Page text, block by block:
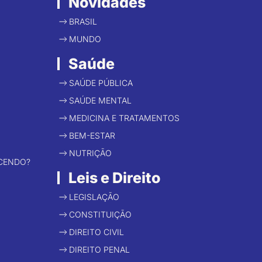
BRASIL
MUNDO
Saúde
SAÚDE PÚBLICA
SAÚDE MENTAL
MEDICINA E TRATAMENTOS
BEM-ESTAR
NUTRIÇÃO
Leis e Direito
LEGISLAÇÃO
CONSTITUIÇÃO
DIREITO CIVIL
DIREITO PENAL